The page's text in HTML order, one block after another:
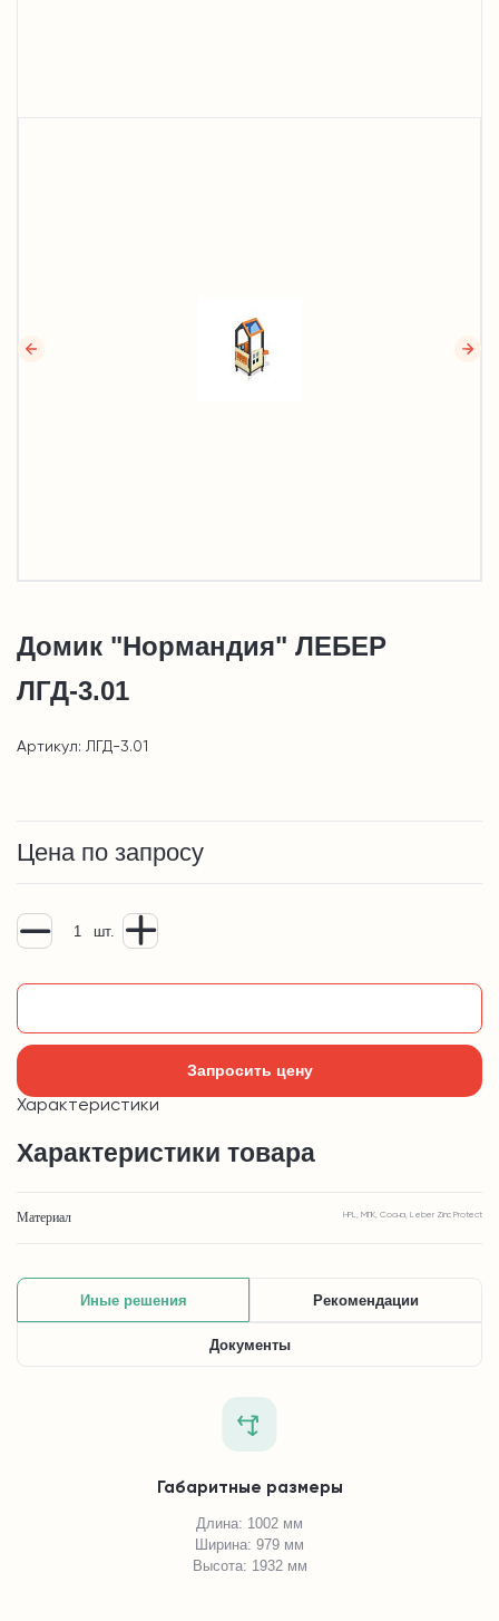
Домик "Нормандия" ЛЕБЕР
ЛГД-3.01
Артикул: ЛГД-3.01
Цена по запросу
шт.
Запросить цену
Характеристики
Характеристики товара
Материал HPL, МПК, Сосна, Leber Zinc Protect
Иные решения Рекомендации
Документы
Габаритные размеры
Длина: 1002 мм
Ширина: 979 мм
Высота: 1932 мм